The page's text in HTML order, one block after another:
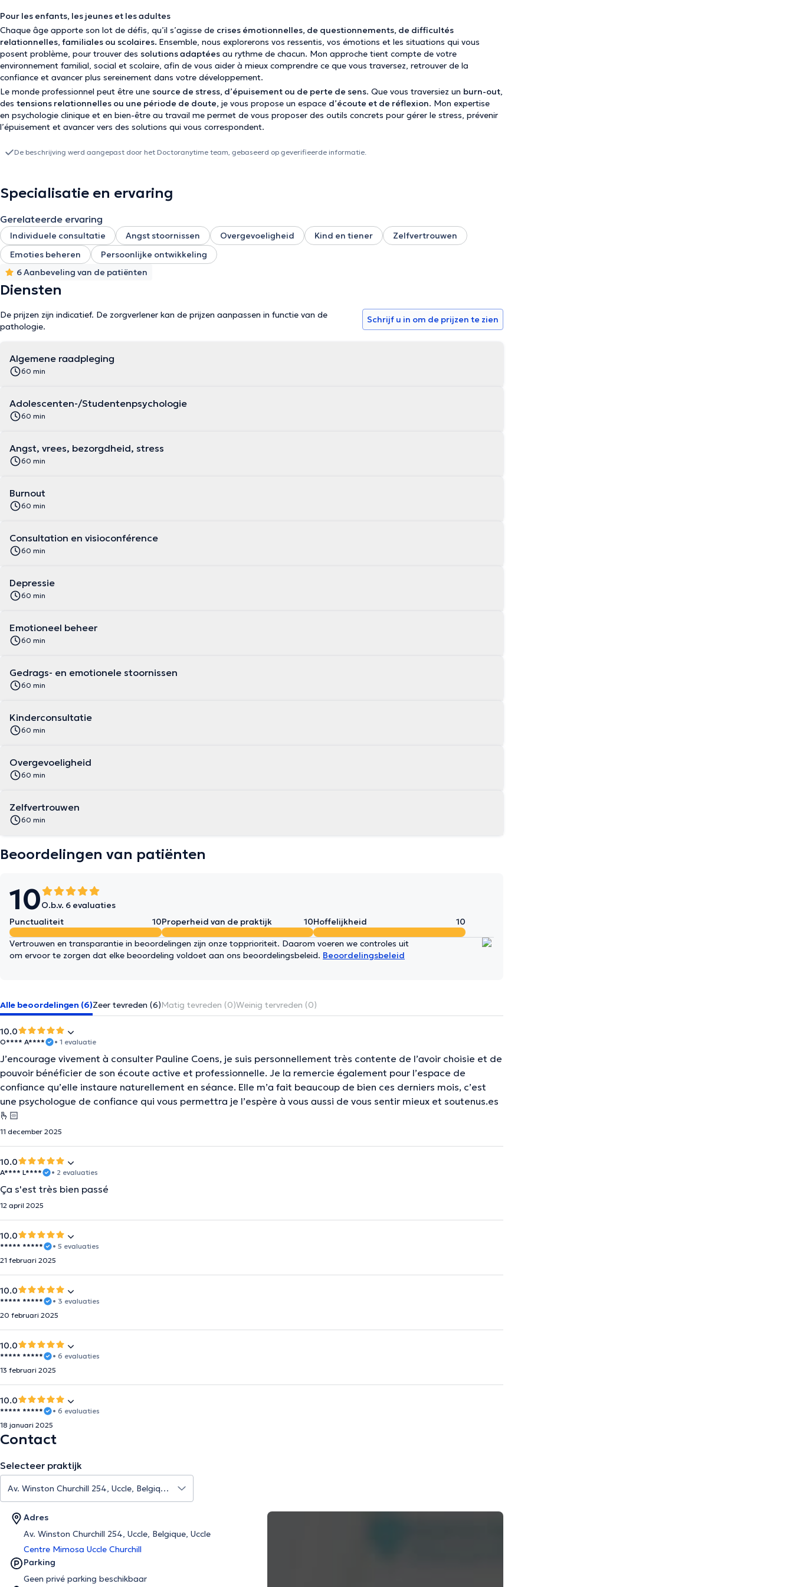
Pour les enfants, les jeunes et les adultes
Chaque âge apporte son lot de défis, qu’il s’agisse de crises émotionnelles, de questionnements, de difficultés
relationnelles, familiales ou scolaires. Ensemble, nous explorerons vos ressentis, vos émotions et les situations qui vous
posent problème, pour trouver des solutions adaptées au rythme de chacun. Mon approche tient compte de votre
environnement familial, social et scolaire, afin de vous aider à mieux comprendre ce que vous traversez, retrouver de la
confiance et avancer plus sereinement dans votre développement.
Le monde professionnel peut être une source de stress, d’épuisement ou de perte de sens. Que vous traversiez un burn-out,
des tensions relationnelles ou une période de doute, je vous propose un espace d’écoute et de réflexion. Mon expertise
en psychologie clinique et en bien-être au travail me permet de vous proposer des outils concrets pour gérer le stress, prévenir
l’épuisement et avancer vers des solutions qui vous correspondent.
De beschrijving werd aangepast door het Doctoranytime team, gebaseerd op geverifieerde informatie.
Specialisatie en ervaring
Gerelateerde ervaring
Individuele consultatie Angst stoornissen Overgevoeligheid Kind en tiener
Zelfvertrouwen
Emoties beheren
Persoonlijke ontwikkeling
6 Aanbeveling van de patiënten
Diensten
De prijzen zijn indicatief. De zorgverlener kan de prijzen aanpassen in functie van de
pathologie.
Schrijf u in om de prijzen te zien
Algemene raadpleging
60 min
Adolescenten-/Studentenpsychologie
60 min
Angst, vrees, bezorgdheid, stress
60 min
Burnout
60 min
Consultation en visioconférence
60 min
Depressie
60 min
Emotioneel beheer
60 min
Gedrags- en emotionele stoornissen
60 min
Kinderconsultatie
60 min
Overgevoeligheid
60 min
Zelfvertrouwen
60 min
Beoordelingen van patiënten
10O.b.v. 6 evaluaties
Punctualiteit
10Properheid van de praktijk 10Hoffelijkheid 10
Vertrouwen en transparantie in beoordelingen zijn onze topprioriteit. Daarom voeren we controles uit
om ervoor te zorgen dat elke beoordeling voldoet aan ons beoordelingsbeleid. Beoordelingsbeleid
Alle beoordelingen (6)Zeer tevreden (6)Matig tevreden (0)Weinig tervreden (0)
10.0
O**** A**** • 1 evaluatie
J’encourage vivement à consulter Pauline Coens, je suis personnellement très contente de l’avoir choisie et de
pouvoir bénéficier de son écoute active et professionnelle. Je la remercie également pour l’espace de
confiance qu’elle instaure naturellement en séance. Elle m’a fait beaucoup de bien ces derniers mois, c’est
une psychologue de confiance qui vous permettra je l’espère à vous aussi de vous sentir mieux et soutenus.es
🫰🏻
11 december 2025
10.0
A**** L**** • 2 evaluaties
Ça s'est très bien passé
12 april 2025
10.0
***** *****
• 5 evaluaties
21 februari 2025
10.0
***** *****
• 3 evaluaties
20 februari 2025
10.0
***** *****
• 6 evaluaties
13 februari 2025
10.0
***** *****
• 6 evaluaties
18 januari 2025
Contact
Selecteer praktijk
Adres
Av. Winston Churchill 254, Uccle, Belgique, Uccle
Centre Mimosa Uccle Churchill
Parking
Geen privé parking beschikbaar